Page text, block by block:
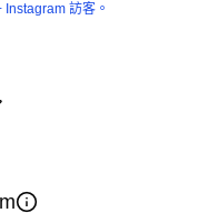
訪客。